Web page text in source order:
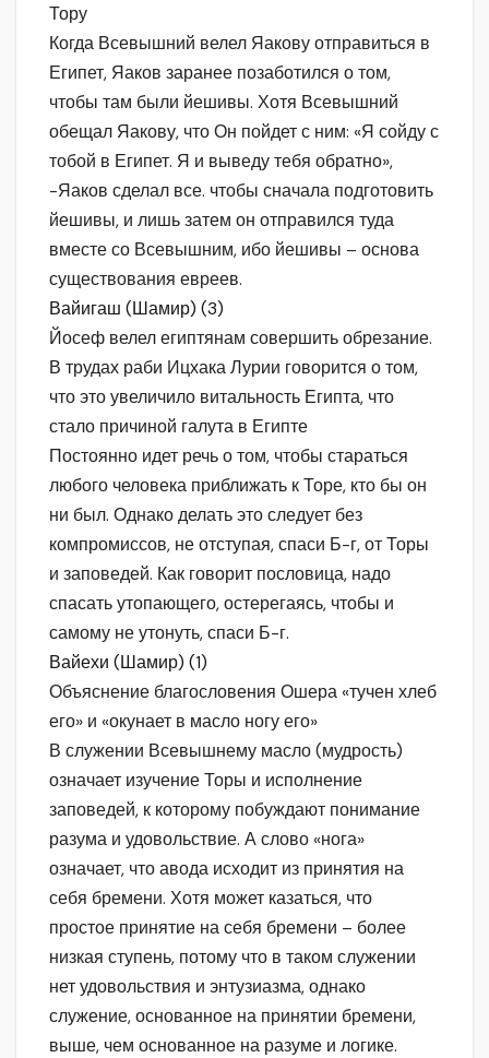
Тору
Когда Всевышний велел Яакову отправиться в
Египет, Яаков заранее позаботился о том,
чтобы там были йешивы. Хотя Всевышний
обещал Яакову, что Он пойдет с ним: «Я сойду с
тобой в Египет. Я и выведу тебя обратно»,
-Яаков сделал все. чтобы сначала подготовить
йешивы, и лишь затем он отправился туда
вместе со Всевышним, ибо йешивы – основа
существования евреев.
Вайигаш (Шамир) (3)
Йосеф велел египтянам совершить обрезание.
В трудах раби Ицхака Лурии говорится о том,
что это увеличило витальность Египта, что
стало причиной галута в Египте
Постоянно идет речь о том, чтобы стараться
любого человека приближать к Торе, кто бы он
ни был. Однако делать это следует без
компромиссов, не отступая, спаси Б-г, от Торы
и заповедей. Как говорит пословица, надо
спасать утопающего, остерегаясь, чтобы и
самому не утонуть, спаси Б-г.
Вайехи (Шамир) (1)
Объяснение благословения Ошера «тучен хлеб
его» и «окунает в масло ногу его»
В служении Всевышнему масло (мудрость)
означает изучение Торы и исполнение
заповедей, к которому побуждают понимание
разума и удовольствие. А слово «нога»
означает, что авода исходит из принятия на
себя бремени. Хотя может казаться, что
простое принятие на себя бремени – более
низкая ступень, потому что в таком служении
нет удовольствия и энтузиазма, однако
служение, основанное на принятии бремени,
выше, чем основанное на разуме и логике.